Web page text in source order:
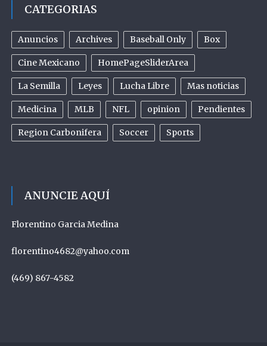
CATEGORIAS
Anuncios Archives Baseball Only Box
Cine Mexicano HomePageSliderArea
La Semilla Leyes Lucha Libre Mas noticias
Medicina MLB NFL opinion Pendientes
Region Carbonifera Soccer Sports
ANUNCIE AQUÍ
Florentino Garcia Medina
florentino4682@yahoo.com
(469) 867-4582